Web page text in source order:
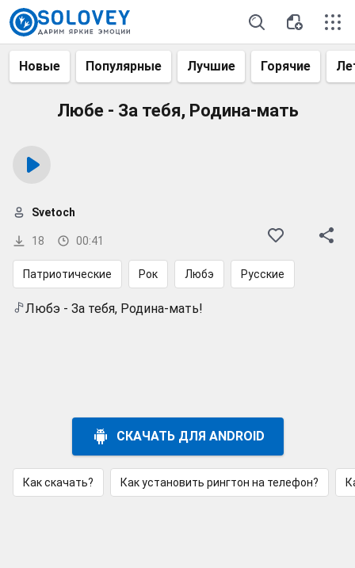
Новые Популярные Лучшие Горячие
Любе - За тебя, Родина-мать
18 00:41
Svetoch
Патриотические Рок Любэ Русские
Любэ - За тебя, Родина-мать!
СКАЧАТЬ ДЛЯ ANDROID
Как скачать? Как установить рингтон на телефон?